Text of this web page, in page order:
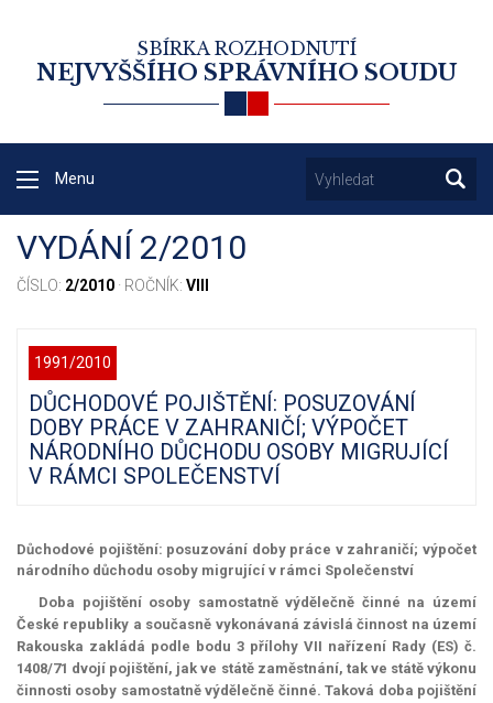
SBÍRKA ROZHODNUTÍ
NEJVYŠŠÍHO SPRÁVNÍHO SOUDU
Menu
VYDÁNÍ 2/2010
ČÍSLO: 2/2010 · ROČNÍK: VIII
1991/2010
DŮCHODOVÉ POJIŠTĚNÍ: POSUZOVÁNÍ
DOBY PRÁCE V ZAHRANIČÍ; VÝPOČET
NÁRODNÍHO DŮCHODU OSOBY MIGRUJÍCÍ
V RÁMCI SPOLEČENSTVÍ
Důchodové pojištění: posuzování doby práce v zahraničí; výpočet
národního důchodu osoby migrující v rámci Společenství
Doba pojištění osoby samostatně výdělečně činné na území
České republiky a současně vykonávaná závislá činnost na území
Rakouska zakládá podle bodu 3 přílohy VII nařízení Rady (ES) č.
1408/71 dvojí pojištění, jak ve státě zaměstnání, tak ve státě výkonu
činnosti osoby samostatně výdělečně činné. Taková doba pojištění